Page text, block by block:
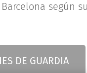
según
DE GUARDIA